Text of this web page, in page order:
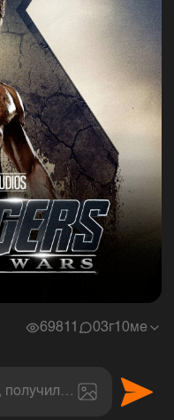
69811 03г10ме
получил величайшее